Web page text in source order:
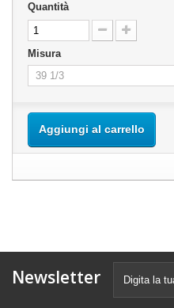
Quantità
Misura
Aggiungi al carrello
Newsletter